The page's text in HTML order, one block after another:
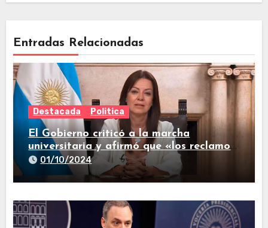
Entradas Relacionadas
Destacada Politica
El Gobierno criticó a la marcha
universitaria y afirmó que «los reclamos
están todos resueltos»
01/10/2024